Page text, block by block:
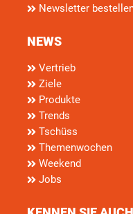
Newsletter
NEWS
Vertrieb
Ziele
Produkte
Trends
Tschüss
Themenwochen
Weekend
Jobs